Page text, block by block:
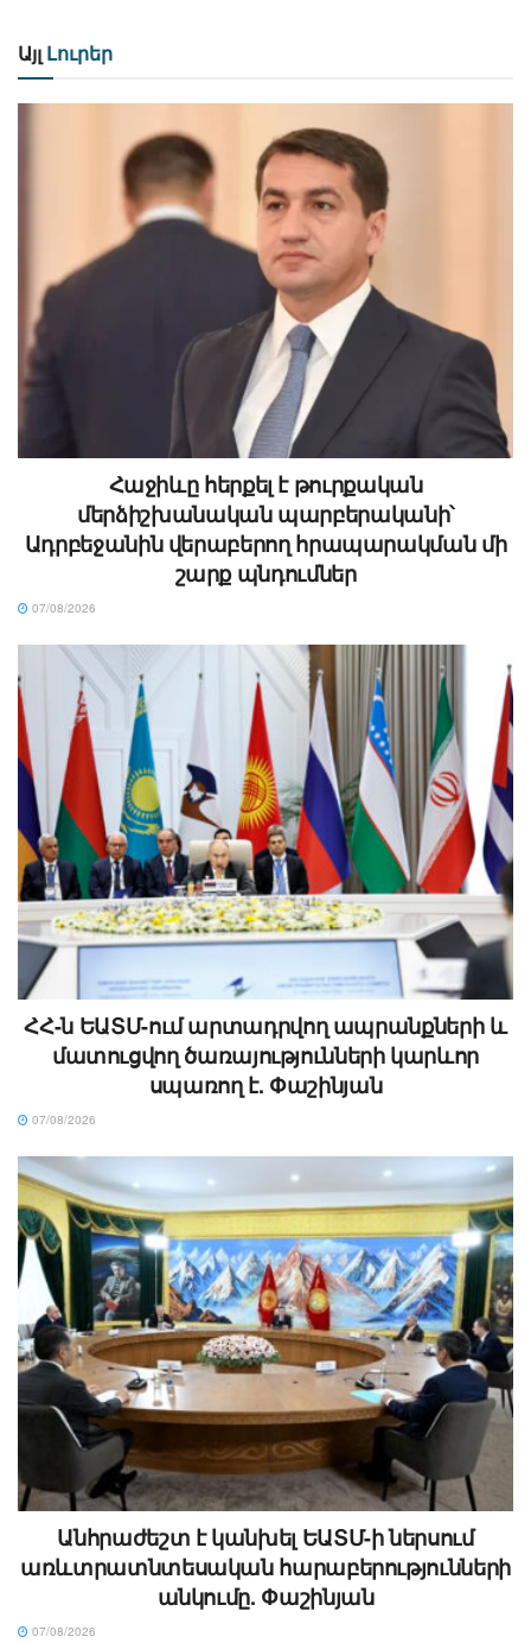
Այլ Լուրեր
Հաջիևը հերքել է թուրքական
մերձիշխանական պարբերականի՝
Ադրբեջանին վերաբերող հրապարակման մի
շարք պնդումներ
07/08/2026
ՀՀ-ն ԵԱՏՄ-ում արտադրվող ապրանքների և
մատուցվող ծառայությունների կարևոր
սպառող է. Փաշինյան
07/08/2026
Անհրաժեշտ է կանխել ԵԱՏՄ-ի ներսում
առևտրատնտեսական հարաբերությունների
անկումը. Փաշինյան
07/08/2026